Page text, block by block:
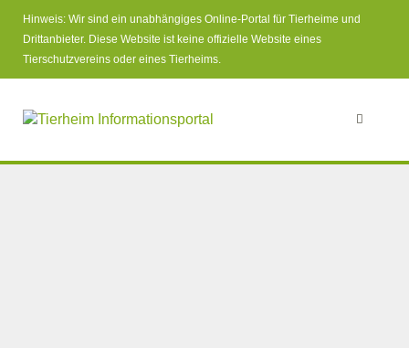
Hinweis: Wir sind ein unabhängiges Online-Portal für Tierheime und
Drittanbieter. Diese Website ist keine offizielle Website eines
Tierschutzvereins oder eines Tierheims.